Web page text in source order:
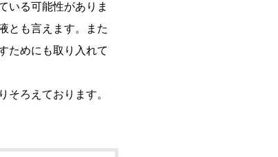
いる可能性がありま
とも言えます。また
ためにも取り入れて
そろえております。